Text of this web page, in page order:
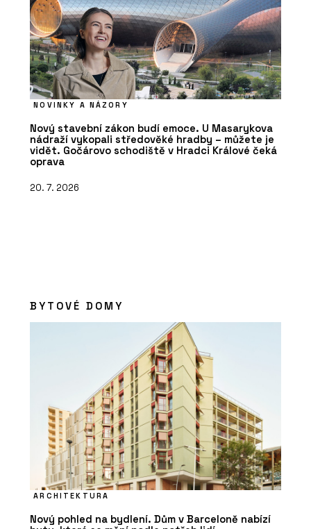
NOVINKY A NÁZORY
Nový stavební zákon budí emoce. U Masarykova
nádraží vykopali středověké hradby – můžete je
vidět. Gočárovo schodiště v Hradci Králové čeká
oprava
20. 7. 2026
BYTOVÉ DOMY
ARCHITEKTURA
Nový pohled na bydlení. Dům v Barceloně nabízí